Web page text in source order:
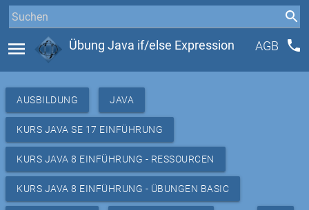
menu Übung Java if/else Expression AGB phone
AUSBILDUNG JAVA
KURS JAVA SE 17 EINFÜHRUNG
KURS JAVA 8 EINFÜHRUNG - RESSOURCEN
KURS JAVA 8 EINFÜHRUNG - ÜBUNGEN BASIC